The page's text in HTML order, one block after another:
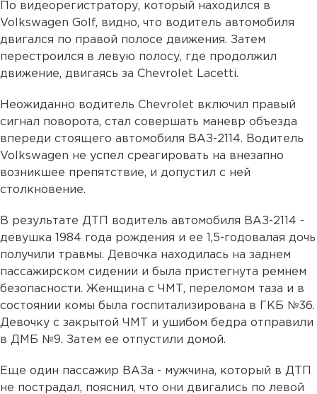
По видеорегистратору, который находился в
Volkswagen Golf, видно, что водитель автомобиля
двигался по правой полосе движения. Затем
перестроился в левую полосу, где продолжил
движение, двигаясь за Chevrolet Lacetti.
Неожиданно водитель Chevrolet включил правый
сигнал поворота, стал совершать маневр объезда
впереди стоящего автомобиля ВАЗ-2114. Водитель
Volkswagen не успел среагировать на внезапно
возникшее препятствие, и допустил с ней
столкновение.
В результате ДТП водитель автомобиля ВАЗ-2114 -
девушка 1984 года рождения и ее 1,5-годовалая дочь
получили травмы. Девочка находилась на заднем
пассажирском сидении и была пристегнута ремнем
безопасности. Женщина с ЧМТ, переломом таза и в
состоянии комы была госпитализирована в ГКБ №36.
Девочку с закрытой ЧМТ и ушибом бедра отправили
в ДМБ №9. Затем ее отпустили домой.
Еще один пассажир ВАЗа - мужчина, который в ДТП
не пострадал, пояснил, что они двигались по левой